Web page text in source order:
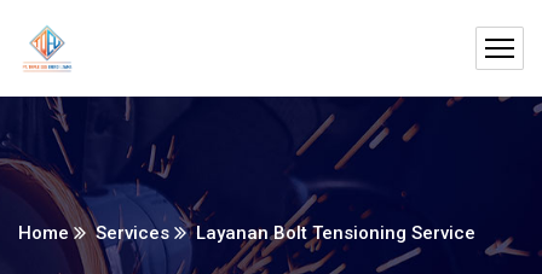
Home Services Layanan Bolt Tensioning Service